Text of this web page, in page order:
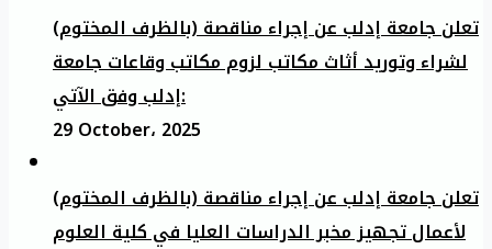
تعلن جامعة إدلب عن إجراء مناقصة (بالظرف المختوم)
لشراء وتوريد أثاث مكاتب لزوم مكاتب وقاعات جامعة
إدلب وفق الآتي:
29 October، 2025
تعلن جامعة إدلب عن إجراء مناقصة (بالظرف المختوم)
لأعمال تجهيز مخبر الدراسات العليا في كلية العلوم